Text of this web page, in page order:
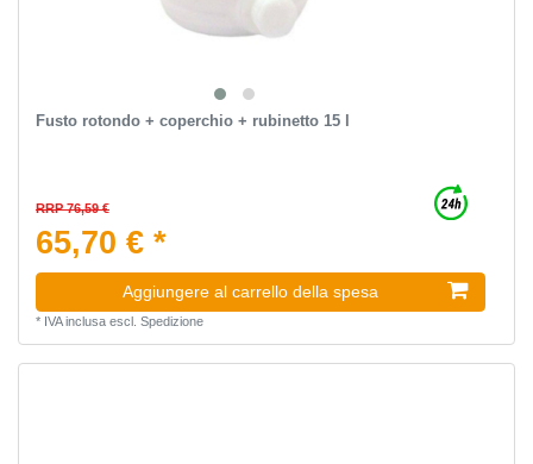
Fusto rotondo + coperchio + rubinetto 15 l
RRP 76,59 €
65,70 € *
Aggiungere al carrello della spesa
* IVA inclusaescl. Spedizione